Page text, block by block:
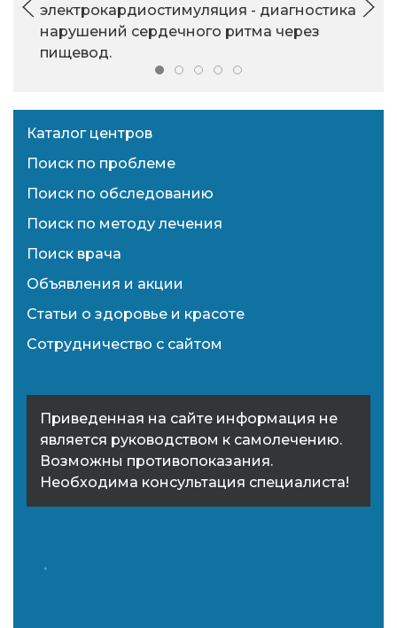
электрокардиостимуляция - диагностика
нарушений сердечного ритма через
пищевод.
Каталог центров
Поиск по проблеме
Поиск по обследованию
Поиск по методу лечения
Поиск врача
Объявления и акции
Статьи о здоровье и красоте
Сотрудничество с сайтом
Приведенная на сайте информация не
является руководством к самолечению.
Возможны противопоказания.
Необходима консультация специалиста!